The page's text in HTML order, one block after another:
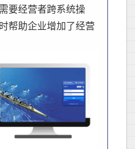
要经营者跨系统操
帮助企业增加了经营